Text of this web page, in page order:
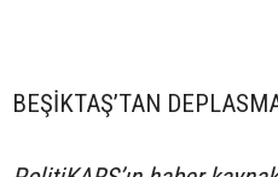
BEŞİKTAŞ’TAN